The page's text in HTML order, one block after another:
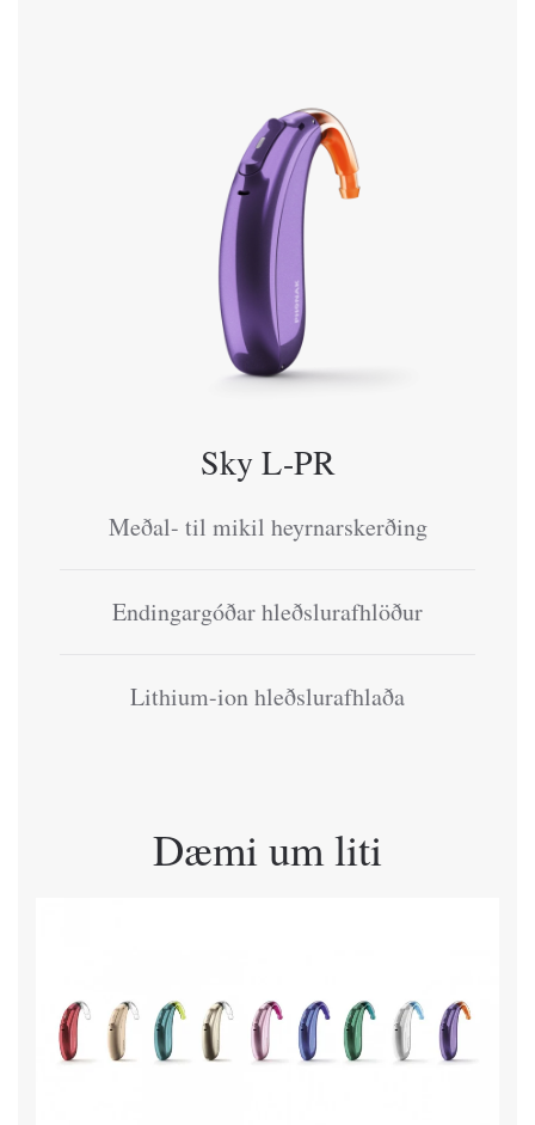
Sky L-PR
Meðal- til mikil heyrnarskerðing
Endingargóðar hleðslurafhlöður
Lithium-ion hleðslurafhlaða
Dæmi um liti